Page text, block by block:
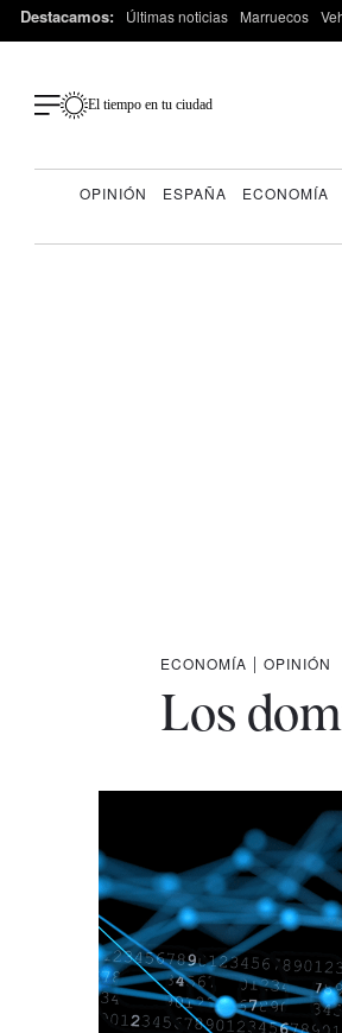
Destacamos: Últimas noticias Marruecos
El tiempo en tu ciudad
OPINIÓN ESPAÑA ECONOMÍA
ECONOMÍA | OPINIÓN
Los